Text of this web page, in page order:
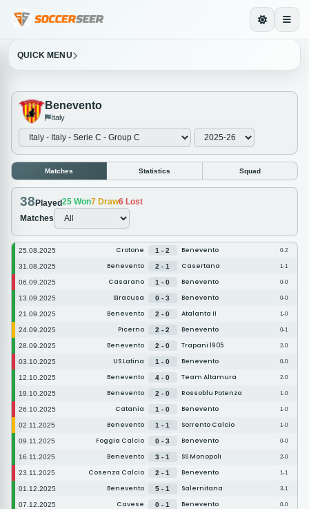
QUICK MENU
Benevento
Italy
Matches Statistics Squad
38 Played25 Won7 Draw6 Lost
Matches
25.08.2025 Crotone 1 - 2 Benevento 0-2
31.08.2025 Benevento 2 - 1 Casertana 1-1
06.09.2025 Casarano 1 - 0 Benevento 0-0
13.09.2025 Siracusa 0 - 3 Benevento 0-0
21.09.2025 Benevento 2 - 0 Atalanta II 1-0
24.09.2025 Picerno 2 - 2 Benevento 0-1
28.09.2025 Benevento 2 - 0 Trapani 1905 2-0
03.10.2025 US Latina 1 - 0 Benevento 0-0
12.10.2025 Benevento 4 - 0 Team Altamura 2-0
19.10.2025 Benevento 2 - 0 Rossoblu Potenza 1-0
26.10.2025 Catania 1 - 0 Benevento 1-0
02.11.2025 Benevento 1 - 1 Sorrento Calcio 1-0
09.11.2025 Foggia Calcio 0 - 3 Benevento 0-0
16.11.2025 Benevento 3 - 1 SS Monopoli 2-0
23.11.2025 Cosenza Calcio 2 - 1 Benevento 1-1
01.12.2025 Benevento 5 - 1 Salernitana 3-1
07.12.2025 Cavese 0 - 1 Benevento 0-0